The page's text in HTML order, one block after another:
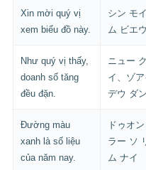
Xin mời quý vị
xem biểu đồ này.
シン モ
ム ビエ
Như quý vị thấy,
doanh số tăng
đều đặn.
ニュー
イ、ゾ
デウ ダン
Đường màu
xanh là số liệu
của năm nay.
ドゥオ
ラー ソ
ム ナイ